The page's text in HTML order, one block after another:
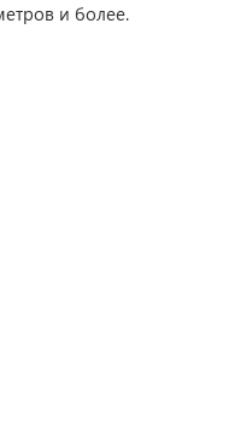
и более.